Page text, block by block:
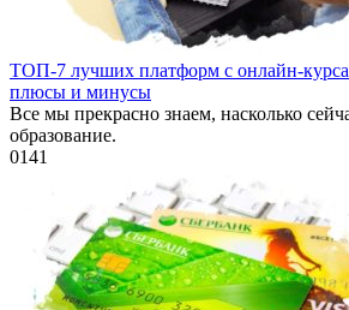
ТОП-7 лучших платформ с онлайн-
плюсы и минусы
Все мы прекрасно знаем, насколько
образование.
0141